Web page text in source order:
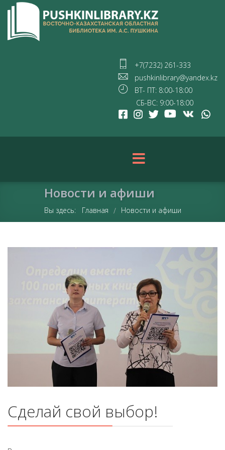
+7(7232) 261-333
pushkinlibrary@yandex.kz
ВТ- ПТ: 8:00-18:00
СБ-ВС: 9:00-18:00
Новости и афиши
Вы здесь: Главная / Новости и афиши
Сделай свой выбор!